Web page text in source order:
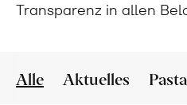
Transparenz in allen
Alle Aktuelles Pasta